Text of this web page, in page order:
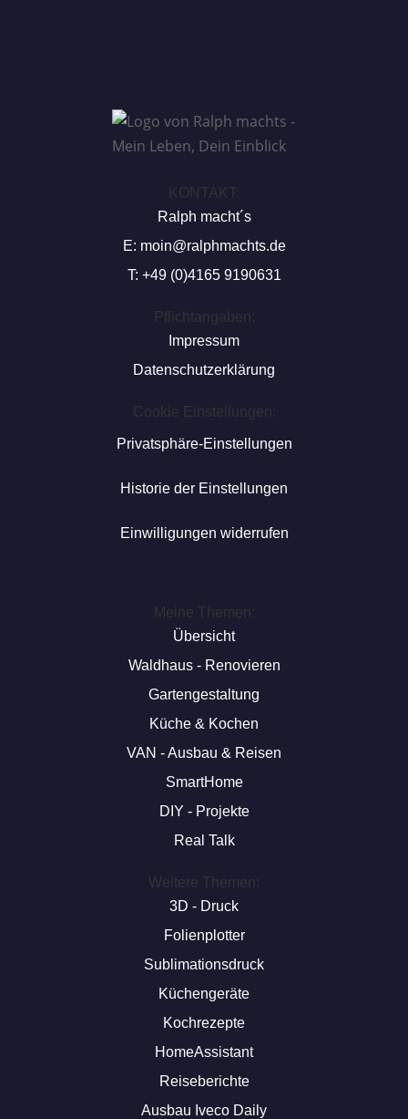
KONTAKT:
Ralph macht´s
E: moin@ralphmachts.de
T: +49 (0)4165 9190631
Pflichtangaben:
Impressum
Datenschutzerklärung
Cookie Einstellungen:
Privatsphäre-Einstellungen
Historie der Einstellungen
Einwilligungen widerrufen
Meine Themen:
Übersicht
Waldhaus - Renovieren
Gartengestaltung
Küche & Kochen
VAN - Ausbau & Reisen
SmartHome
DIY - Projekte
Real Talk
Weitere Themen:
3D - Druck
Folienplotter
Sublimationsdruck
Küchengeräte
Kochrezepte
HomeAssistant
Reiseberichte
Ausbau Iveco Daily